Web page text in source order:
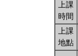
上課
時間
上課
地點